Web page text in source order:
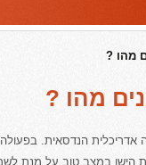
מהו ?
מהו ?
אדריכלית הנדסאית.
במצב טוב על מנת